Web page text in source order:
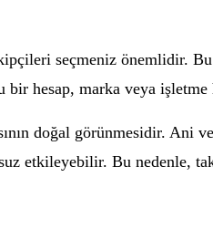
seçmeniz önemlidir.
bir hesap, marka veya
doğal görünmesidir. Ani
etkileyebilir. Bu nedenle,